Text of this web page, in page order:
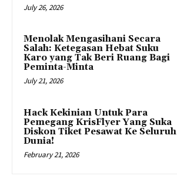
July 26, 2026
Menolak Mengasihani Secara
Salah: Ketegasan Hebat Suku
Karo yang Tak Beri Ruang Bagi
Peminta-Minta
July 21, 2026
Hack Kekinian Untuk Para
Pemegang KrisFlyer Yang Suka
Diskon Tiket Pesawat Ke Seluruh
Dunia!
February 21, 2026